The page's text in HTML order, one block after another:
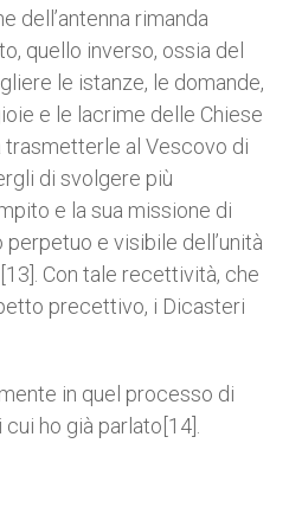
dell’antenna rimanda
quello inverso, ossia del
le istanze, le domande,
e le lacrime delle Chiese
trasmetterle al Vescovo di
di svolgere più
e la sua missione di
e visibile dell’unità
Con tale recettività, che
precettivo, i Dicasteri
in quel processo di
ho già parlato[14].